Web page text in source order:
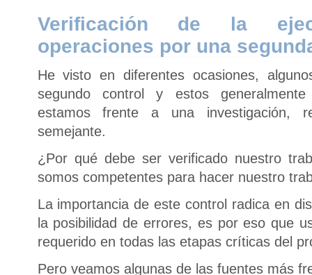
Verificación de la
operaciones por una
He visto en diferentes ocasiones,
segundo control y estos
estamos frente a una investigación,
semejante.
¿Por qué debe ser verificado nuestro
somos competentes para hacer nuestro
La importancia de este control radica en
la posibilidad de errores, es por eso que
requerido en todas las etapas críticas del
Pero veamos algunas de las fuentes más